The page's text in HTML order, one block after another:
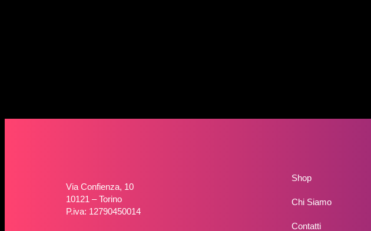
Via Confienza, 10
10121 – Torino
P.iva: 12790450014
Shop
Chi Siamo
Contatti